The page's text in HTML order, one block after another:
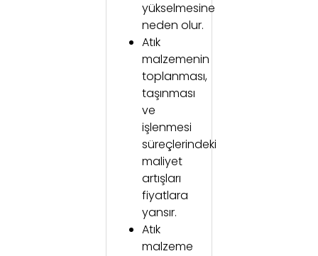
yükselmesine
neden olur.
Atık
malzemenin
toplanması,
taşınması
ve
işlenmesi
süreçlerindeki
maliyet
artışları
fiyatlara
yansır.
Atık
malzeme